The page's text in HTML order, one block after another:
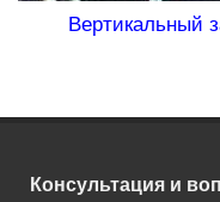
Вертикальный
Консультация и